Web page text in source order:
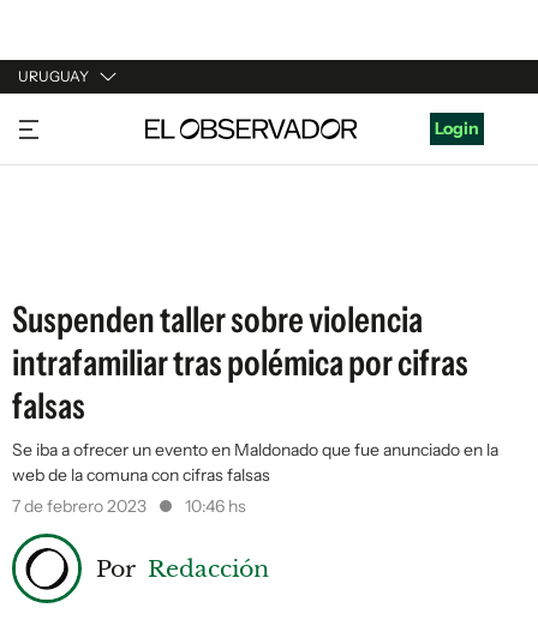
URUGUAY
URUGUAY
ARGENTINA
Login
Suspenden taller sobre violencia
intrafamiliar tras polémica por cifras
falsas
Se iba a ofrecer un evento en Maldonado que fue anunciado en la
web de la comuna con cifras falsas
7 de febrero 2023
10:46 hs
Por Redacción